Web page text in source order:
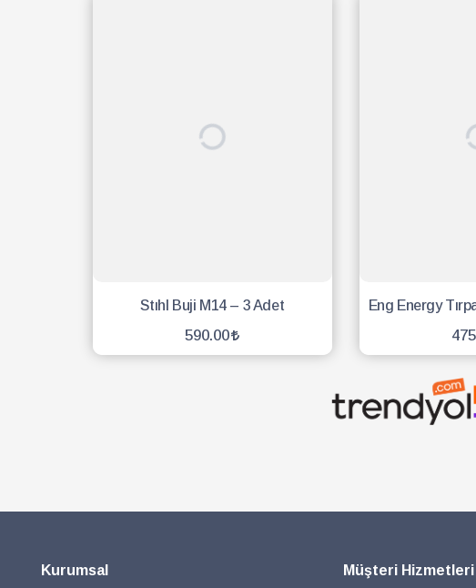
Stıhl Buji M14 – 3 Adet
590.00
Kurumsal Müşteri Hizmetleri